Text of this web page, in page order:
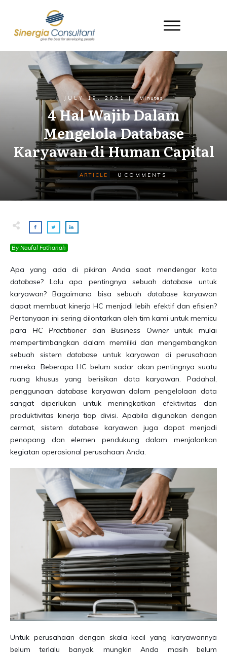
JULY 19, 2021| Minutes
4 Hal Wajib Dalam
Mengelola Database
Karyawan di Human Capital
ARTICLE 0 COMMENTS
By Naufal Fathanah
Apa yang ada di pikiran Anda saat mendengar kata
database? Lalu apa pentingnya sebuahdatabase untuk
karyawan? Bagaimana bisa sebuah database karyawan
dapat membuat kinerja HC menjadi lebih efektif dan efisien?
Pertanyaan ini sering dilontarkan oleh tim kami untuk memicu
para HC Practitionerdan Business Owneruntuk mulai
mempertimbangkan dalam memiliki dan mengembangkan
sebuah sistem database untuk karyawan di perusahaan
mereka. Beberapa HC belum sadar akan pentingnya suatu
ruang khusus yang berisikan data karyawan. Padahal,
penggunaan database karyawan dalam pengelolaan data
sangat diperlukan untuk meningkatkan efektivitas dan
produktivitas kinerja tiap divisi. Apabila digunakan dengan
cermat, sistem database karyawan juga dapat menjadi
penopang dan elemen pendukung dalam menjalankan
kegiatan operasional perusahaan Anda.
Untuk perusahaan dengan skala kecil yang karyawannya
belum terlalu banyak, mungkin Anda masih belum